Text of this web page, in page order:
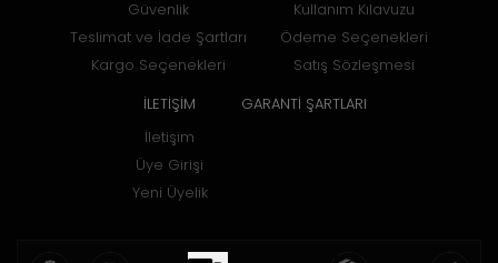
Güvenlik
Teslimat ve İade Şartları
Kargo Seçenekleri
Kullanım Kılavuzu
Ödeme Seçenekleri
Satış Sözleşmesi
İLETİŞİM
İletişim
Üye Girişi
Yeni Üyelik
GARANTİ ŞARTLARI